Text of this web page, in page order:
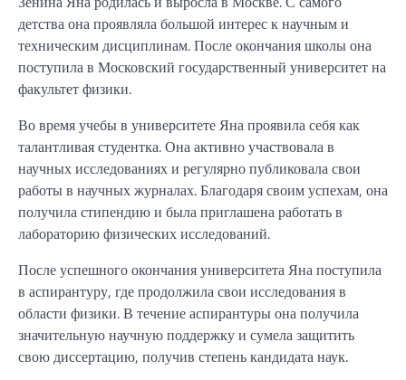
детства она проявляла большой интерес к научным и
техническим дисциплинам. После окончания школы она
поступила в Московский государственный университет на
факультет физики.
Во время учебы в университете Яна проявила себя как
талантливая студентка. Она активно участвовала в
научных исследованиях и регулярно публиковала свои
работы в научных журналах. Благодаря своим успехам, она
получила стипендию и была приглашена работать в
лабораторию физических исследований.
После успешного окончания университета Яна поступила
в аспирантуру, где продолжила свои исследования в
области физики. В течение аспирантуры она получила
значительную научную поддержку и сумела защитить
свою диссертацию, получив степень кандидата наук.